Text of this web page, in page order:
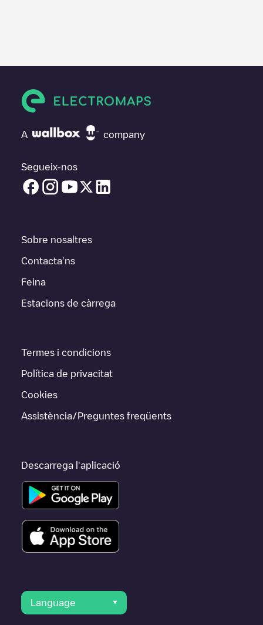
A company
Segueix-nos
Sobre nosaltres
Contacta'ns
Feina
Estacions de càrrega
Termes i condicions
Política de privacitat
Cookies
Assistència/Preguntes freqüents
Descarrega l'aplicació
Language